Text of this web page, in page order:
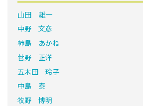
山田 雄一
中野 文彦
柿島 あかね
菅野 正洋
五木田 玲子
中島 泰
牧野 博明